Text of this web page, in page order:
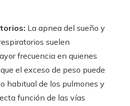
La apnea del sueño y
suelen
frecuencia en quienes
el exceso de peso puede
habitual de los pulmones y
función de las vías